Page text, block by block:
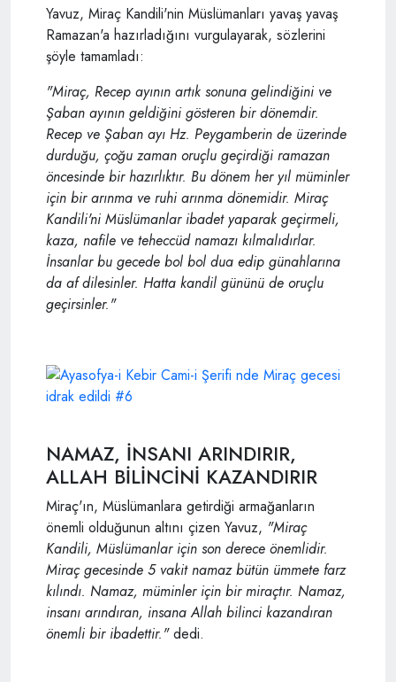
Yavuz, Miraç Kandili'nin Müslümanları yavaş yavaş
Ramazan'a hazırladığını vurgulayarak, sözlerini
şöyle tamamladı:
"Miraç, Recep ayının artık sonuna gelindiğini ve
Şaban ayının geldiğini gösteren bir dönemdir.
Recep ve Şaban ayı Hz. Peygamberin de üzerinde
durduğu, çoğu zaman oruçlu geçirdiği ramazan
öncesinde bir hazırlıktır. Bu dönem her yıl müminler
için bir arınma ve ruhi arınma dönemidir. Miraç
Kandili'ni Müslümanlar ibadet yaparak geçirmeli,
kaza, nafile ve teheccüd namazı kılmalıdırlar.
İnsanlar bu gecede bol bol dua edip günahlarına
da af dilesinler. Hatta kandil gününü de oruçlu
geçirsinler."
NAMAZ, İNSANI ARINDIRIR,
ALLAH BİLİNCİNİ KAZANDIRIR
Miraç'ın, Müslümanlara getirdiği armağanların
önemli olduğunun altını çizen Yavuz, "Miraç
Kandili, Müslümanlar için son derece önemlidir.
Miraç gecesinde 5 vakit namaz bütün ümmete farz
kılındı. Namaz, müminler için bir miraçtır. Namaz,
insanı arındıran, insana Allah bilinci kazandıran
önemli bir ibadettir."dedi.